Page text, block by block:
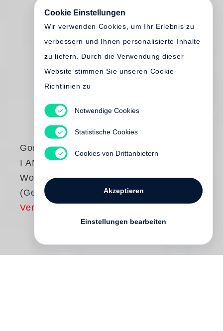
Gordon Parks
I AM YOU: Selected
Works, 1942–1978
(German edition)
Vergriffen
Cookie Einstellungen
Wir verwenden Cookies, um Ihr Erlebnis zu
verbessern und Ihnen personalisierte Inhalte
zu liefern. Durch die Verwendung dieser
Website stimmen Sie unseren Cookie-
Richtlinien zu
Notwendige Cookies
Statistische Cookies
Cookies von Drittanbietern
Akzeptieren
Einstellungen bearbeiten